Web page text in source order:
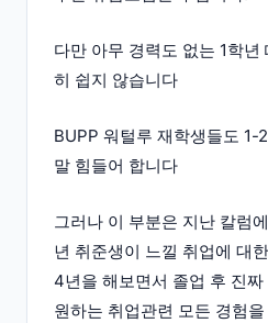
다만 아무 경력도 없는 1학년
히 쉽지 않습니다
BUPP 워털루 재학생들도 1-
말 힘들어 합니다
그러나 이 부분은 지난 칼럼
년 취준생이 느낄 취업에 대
4년을 해보면서 졸업 후 진
원하는 취업관련 모든 경험